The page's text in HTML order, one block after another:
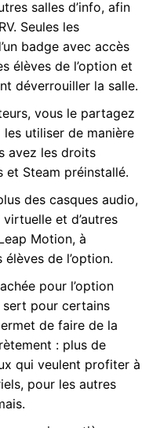
salles d’info, afin
Seules les
badge avec accès
élèves de l’option et
déverrouiller la salle.
vous le partagez
utiliser de manière
avez les droits
et Steam préinstallé.
des casques audio,
et d’autres
Motion, à
de l’option.
pour l’option
pour certains
de faire de la
: plus de
qui veulent profiter à
pour les autres